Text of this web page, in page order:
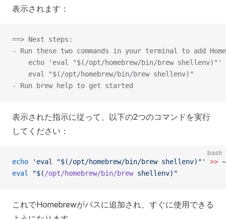
表示されます：
==> Next steps:
- Run these two commands in your terminal to add
echo 'eval "$(/opt/homebrew/bin/brew shellenv)"'
    eval "$(/opt/homebrew/bin/brew shellenv)"
- Run brew help to get started
表示された指示に従って、以下の2つのコマンドを実行
してください：
bash
echo 'eval "$(/opt/homebrew/bin/brew shellenv)"' >>
eval
"$( /opt/homebrew/bin/brew shellenv)"
これでHomebrewがパスに追加され、すぐに使用できる